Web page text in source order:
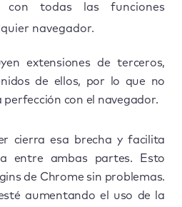
con todas las funciones
navegador.
extensiones de terceros,
de ellos, por lo que no
con el navegador.
cierra esa brecha y facilita
entre ambas partes. Esto
de Chrome sin problemas.
aumentando el uso de la